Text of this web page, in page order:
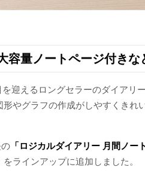
容量ノートページ付き
迎えるロングセラーのダイア
形やグラフの作成がしやすくき
「ロジカルダイアリー 月間ノー
をラインアップに追加しました。